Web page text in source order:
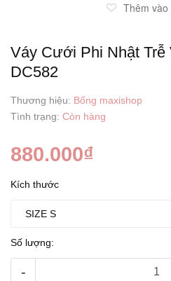
Thêm
Váy Cưới Phi Nhật Trễ
DC582
Thương hiệu: Bống maxishop
Tình trạng: Còn hàng
880.000₫
Kích thước
Số lượng:
-